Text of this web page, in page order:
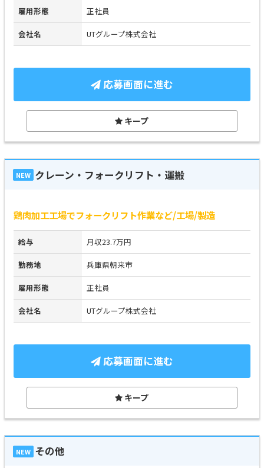
雇用形態 正社員
会社名 UTグループ株式会社
応募画面に進む
キープ
NEW クレーン・フォークリフト・運搬
鶏肉加工工場でフォークリフト作業など/工場/製造
給与 月収23.7万円
勤務地 兵庫県朝来市
雇用形態 正社員
会社名 UTグループ株式会社
応募画面に進む
キープ
NEW その他